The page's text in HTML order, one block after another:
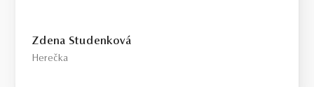
Zdena Studenková
Herečka